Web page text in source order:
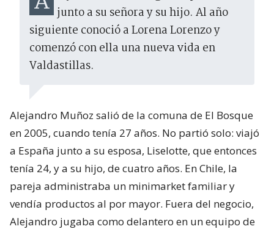
junto a su señora y su hijo. Al año
siguiente conoció a Lorena Lorenzo y
comenzó con ella una nueva vida en
Valdastillas.
Alejandro Muñoz salió de la comuna de El Bosque
en 2005, cuando tenía 27 años. No partió solo: viajó
a España junto a su esposa, Liselotte, que entonces
tenía 24, y a su hijo, de cuatro años. En Chile, la
pareja administraba un minimarket familiar y
vendía productos al por mayor. Fuera del negocio,
Alejandro jugaba como delantero en un equipo de